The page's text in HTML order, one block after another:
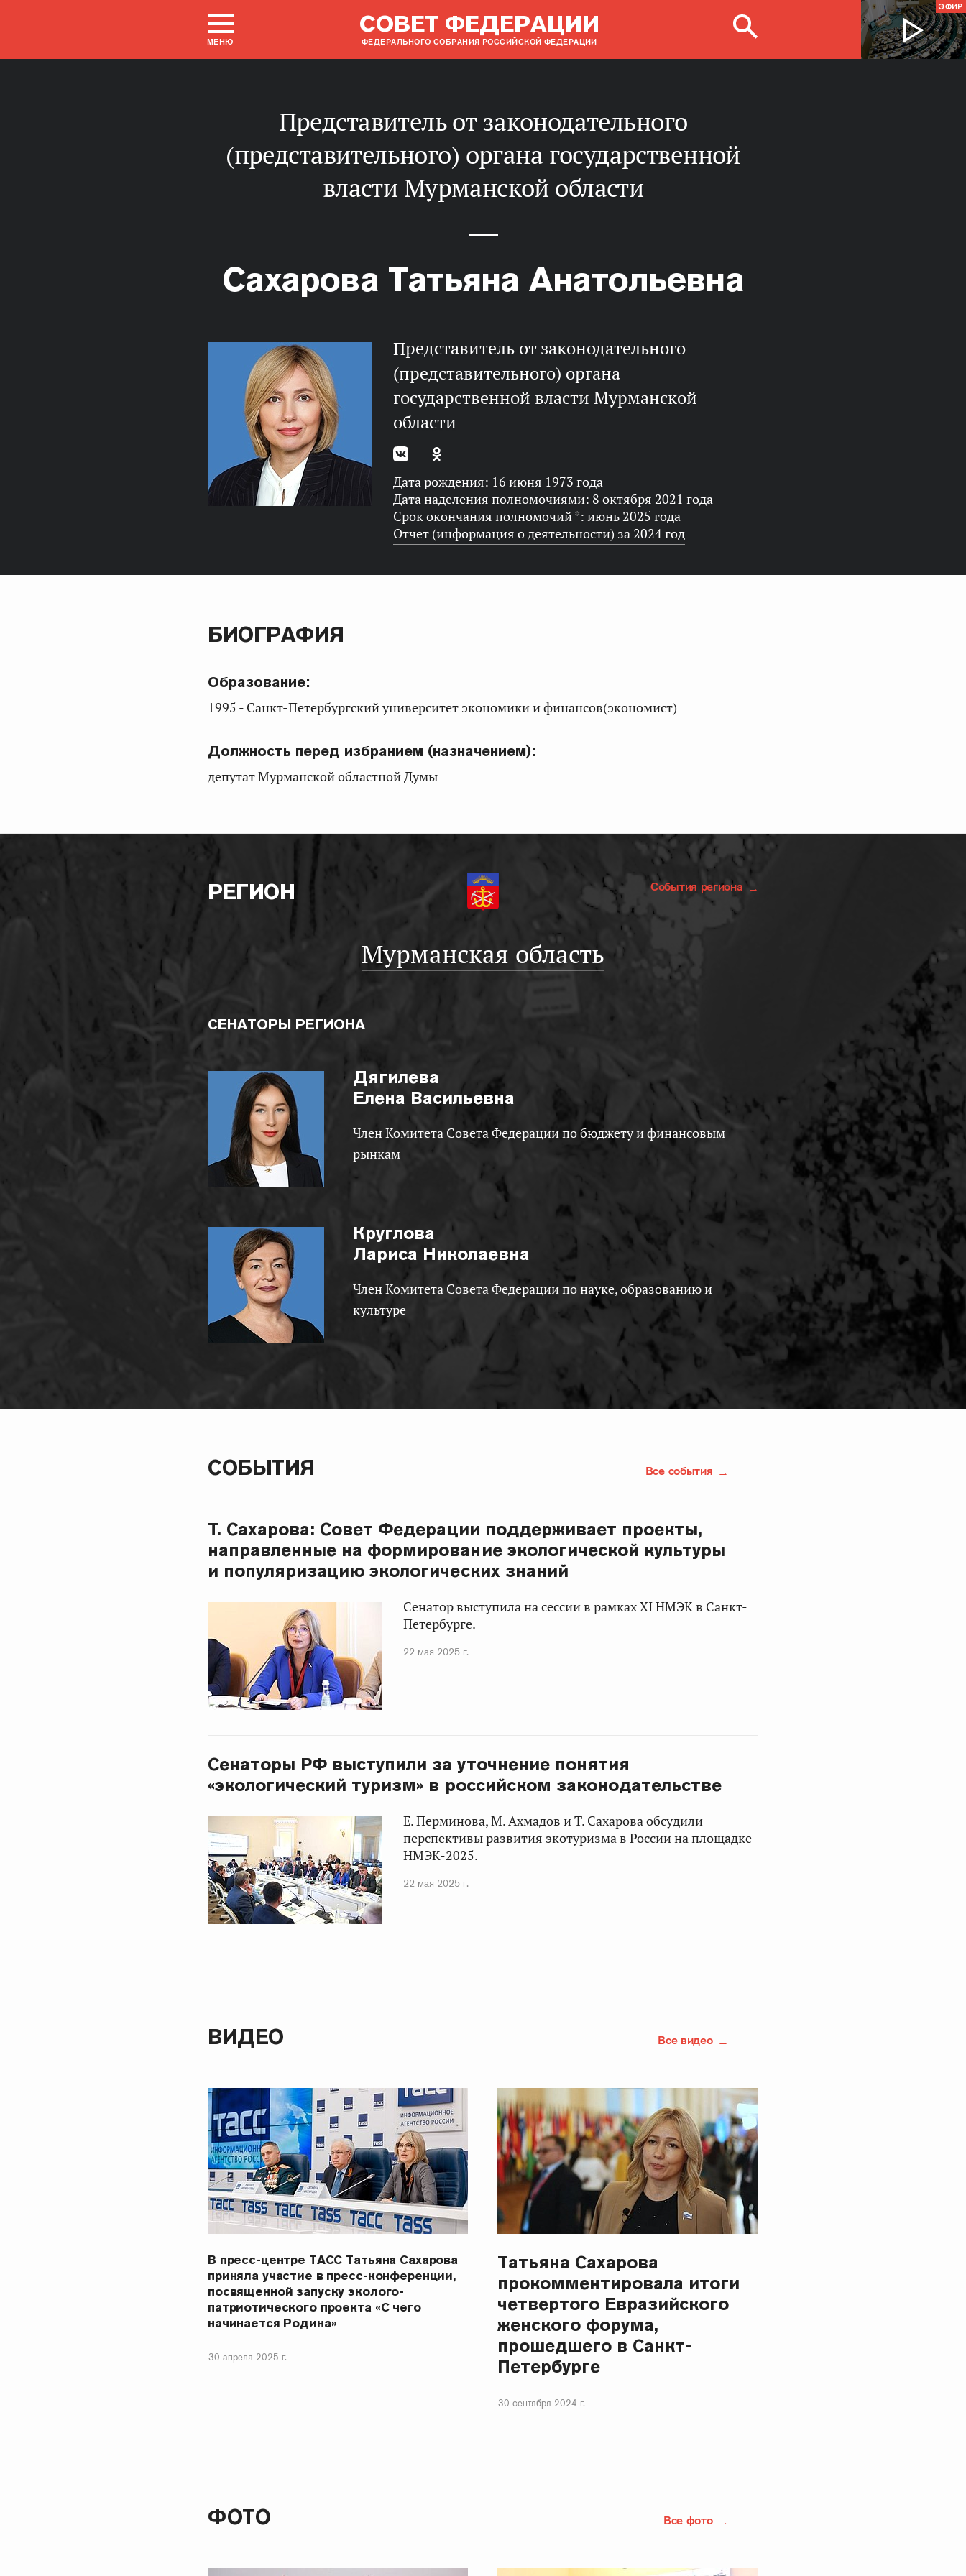
МЕНЮ
СОВЕТ ФЕДЕРАЦИИ
ФЕДЕРАЛЬНОГО СОБРАНИЯ РОССИЙСКОЙ ФЕДЕРАЦИИ
ЭФИР
представитель от законодательного
(представительного) органа государственной
власти Мурманской области
Сахарова Татьяна Анатольевна
представитель от законодательного
(представительного) органа
государственной власти Мурманской
области
Дата рождения: 16 июня 1973 года
Дата наделения полномочиями: 8 октября 2021 года
Срок окончания полномочий*: июнь 2025 года
Отчет (информация о деятельности) за 2024 год
БИОГРАФИЯ
Образование:
1995 - Санкт-Петербургский университет экономики и финансов(экономист)
Должность перед избранием (назначением):
депутат Мурманской областной Думы
РЕГИОН События региона
Мурманская область
СЕНАТОРЫ РЕГИОНА
Дягилева
Елена Васильевна
Член Комитета Совета Федерации по бюджету и финансовым
рынкам
Круглова
Лариса Николаевна
Член Комитета Совета Федерации по науке, образованию и
культуре
СОБЫТИЯ Все события
Т. Сахарова: Совет Федерации поддерживает проекты,
направленные на формирование экологической культуры
и популяризацию экологических знаний
Сенатор выступила на сессии в рамках XI НМЭК в Санкт-
Петербурге.
22 мая 2025 г.
Сенаторы РФ выступили за уточнение понятия
«экологический туризм» в российском законодательстве
Е. Перминова, М. Ахмадов и Т. Сахарова обсудили
перспективы развития экотуризма в России на площадке
НМЭК-2025.
22 мая 2025 г.
ВИДЕО Все видео
В пресс-центре ТАСС Татьяна Сахарова
приняла участие в пресс-конференции,
посвященной запуску эколого-
патриотического проекта «С чего
начинается Родина»
30 апреля 2025 г.
Татьяна Сахарова
прокомментировала итоги
четвертого Евразийского
женского форума,
прошедшего в Санкт-
Петербурге
30 сентября 2024 г.
ФОТО Все фото